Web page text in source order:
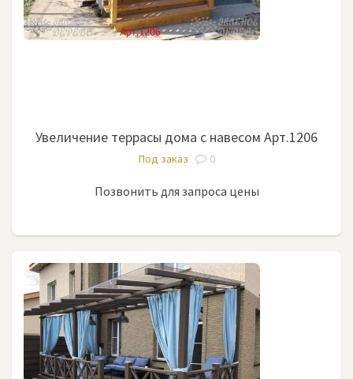
Увеличение террасы дома с навесом Арт.1206
Под заказ 0
Позвонить для запроса цены